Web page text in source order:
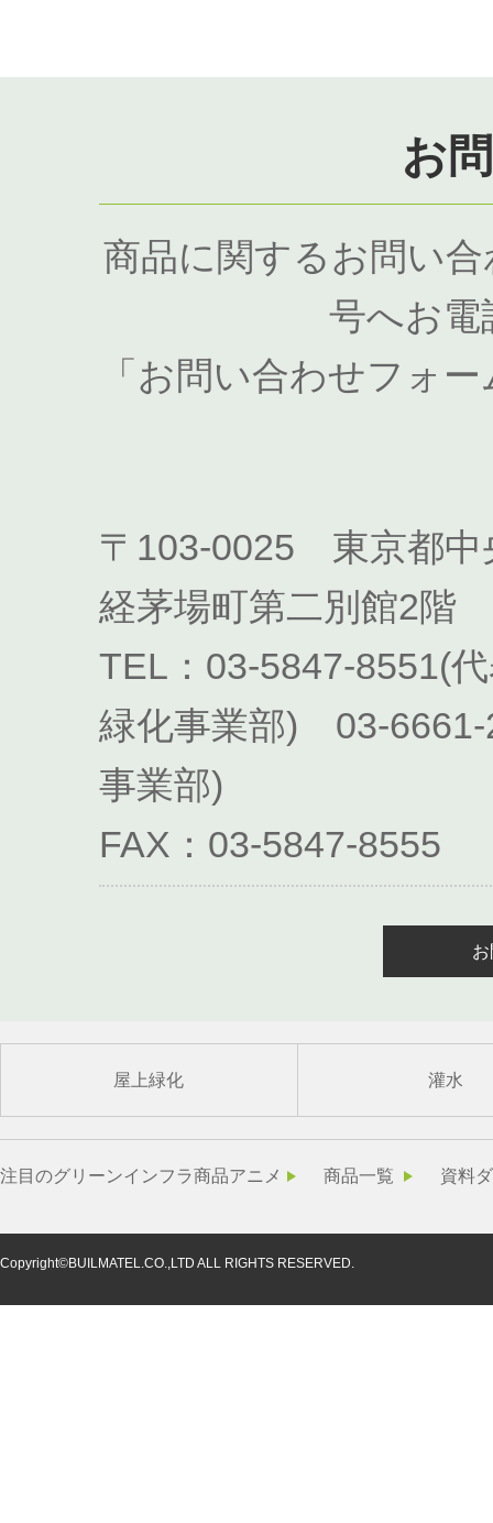
お
商品に関するお問い
号へお電
「お問い合わせフォ
〒103-0025 東京都
経茅場町第二別館2階
TEL：03-5847-8551(
緑化事業部) 03-6661-
事業部)
FAX：03-5847-8555
屋上緑化 灌水
注目のグリーンインフラ商品アニメ 商品一覧 資料
Copyright©BUILMATEL.CO.,LTD ALL RIGHTS RESERVED.